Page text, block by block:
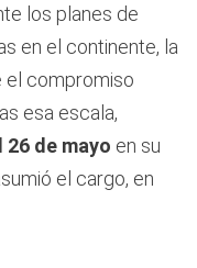
los planes de
en el continente, la
el compromiso
esa escala,
26 de mayo en su
el cargo, en